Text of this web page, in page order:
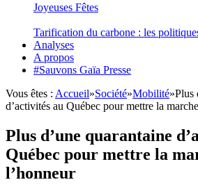
Joyeuses Fêtes
Tarification du carbone : les
Analyses
A propos
#Sauvons Gaïa Presse
Vous êtes : Accueil»Société»Mobilité»Plus
d’activités au Québec pour mettre la
Plus d’une quarantaine
Québec pour mettre la
l’honneur